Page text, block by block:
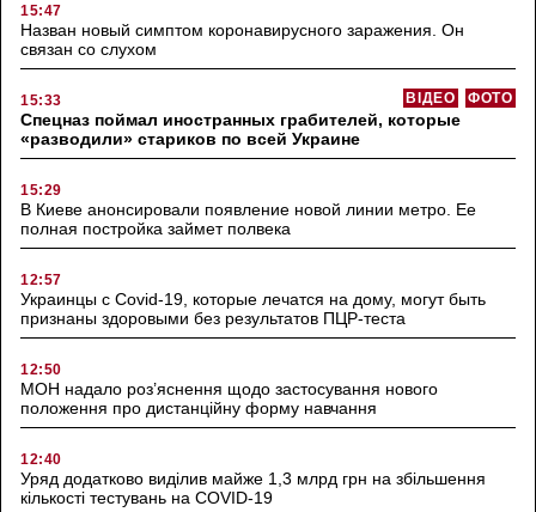
15:47
Назван новый симптом коронавирусного заражения. Он
связан со слухом
15:33 ФОТО
ВІДЕО
Спецназ поймал иностранных грабителей, которые
«разводили» стариков по всей Украине
15:29
В Киеве анонсировали появление новой линии метро. Ее
полная постройка займет полвека
12:57
Украинцы с Covid-19, которые лечатся на дому, могут быть
признаны здоровыми без результатов ПЦР-теста
12:50
МОН надало роз’яснення щодо застосування нового
положення про дистанційну форму навчання
12:40
Уряд додатково виділив майже 1,3 млрд грн на збільшення
кількості тестувань на COVID-19